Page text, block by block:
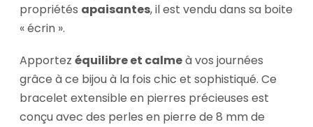
propriétés apaisantes, il est vendu dans sa boite
« écrin ».
Apportez équilibre et calmeà vos journées
grâce à ce bijou à la fois chic et sophistiqué. Ce
bracelet extensible en pierres précieuses est
conçu avec des perles en pierre de 8 mm de